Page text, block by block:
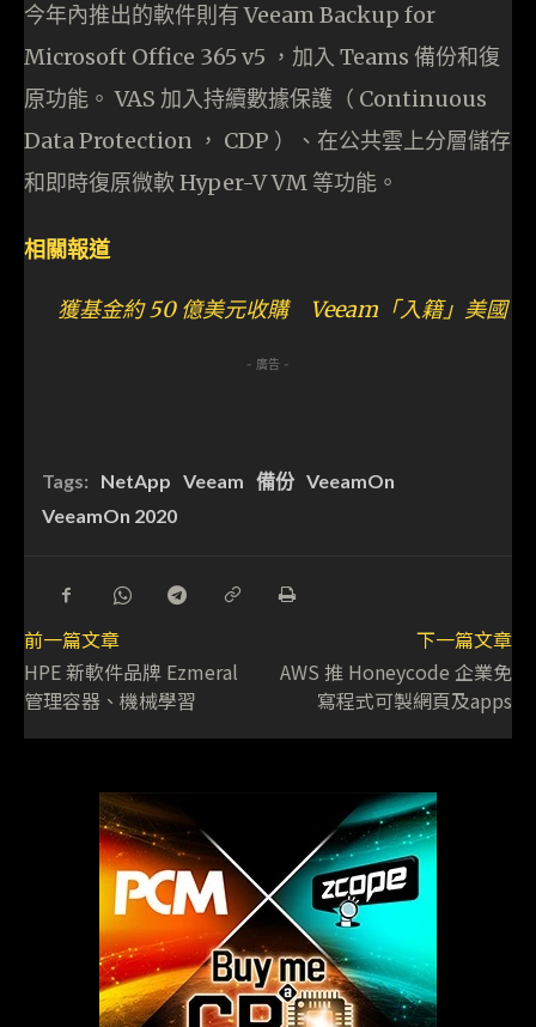
今年內推出的軟件則有 Veeam Backup for
Microsoft Office 365 v5 ，加入 Teams 備份和復
原功能。 VAS 加入持續數據保護（ Continuous
Data Protection ， CDP ）、在公共雲上分層儲存
和即時復原微軟 Hyper-V VM 等功能。
相關報道
獲基金約 50 億美元收購 Veeam「入籍」美國
- 廣告 -
Tags: NetApp Veeam 備份 VeeamOn
VeeamOn 2020
前一篇文章
HPE 新軟件品牌 Ezmeral
管理容器、機械學習
下一篇文章
AWS 推 Honeycode 企業免
寫程式可製網頁及apps